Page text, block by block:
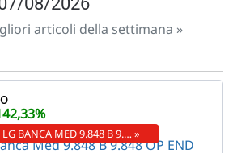
articoli della settimana »
LG BANCA MED 9.848 B 9.… »